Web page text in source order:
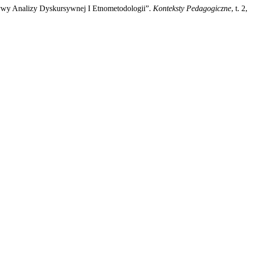
Analizy Dyskursywnej I Etnometodologii”. Konteksty Pedagogiczne, t. 2,